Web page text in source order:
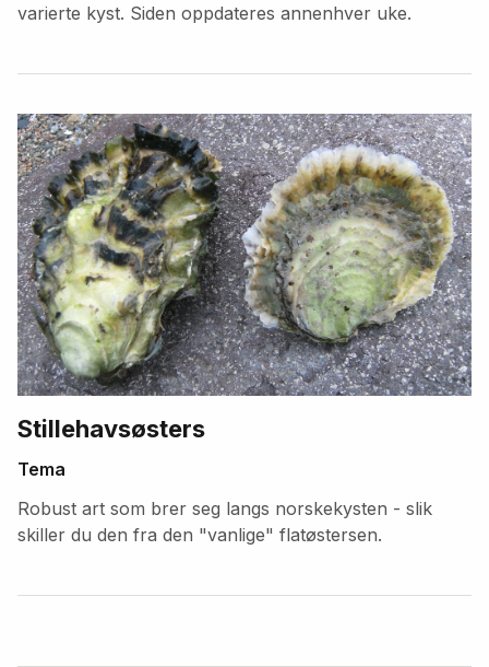
varierte kyst. Siden oppdateres annenhver uke.
Stillehavsøsters
Tema
Robust art som brer seg langs norskekysten - slik
skiller du den fra den "vanlige" flatøstersen.